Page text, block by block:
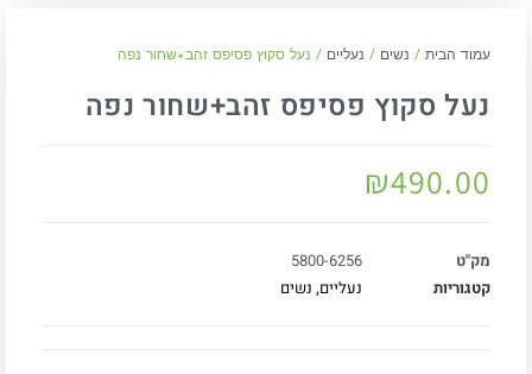
עמוד הבית / נשים / נעליים / נעל סקוץ פסיפס זהב+שחור נפה
נעל סקוץ פסיפס זהב+שחור נפה
₪490.00
מק"ט
5800-6256
קטגוריות
נעליים, נשים